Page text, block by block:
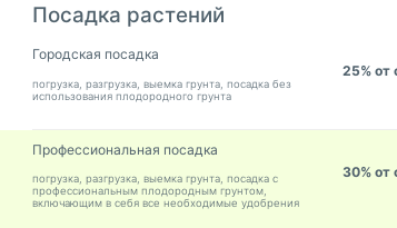
Посадка растений
Городская посадка
погрузка, разгрузка, выемка грунта, посадка без
использования плодородного грунта
25% от
Профессиональная посадка
погрузка, разгрузка, выемка грунта, посадка с
профессиональным плодородным грунтом,
включающим в себя все необходимые удобрения
30% от